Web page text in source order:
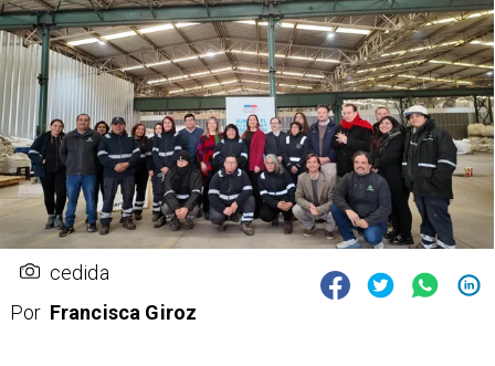
cedida
Por Francisca Giroz